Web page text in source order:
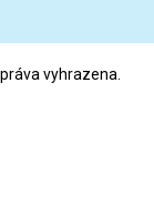
vyhrazena.